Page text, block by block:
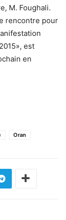
M. Foughali.
rencontre pour
est
en
Oran